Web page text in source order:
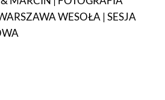
WESOŁA | SESJA